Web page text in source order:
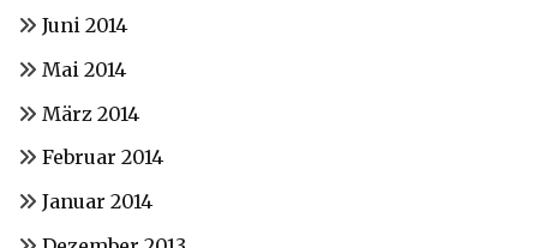
Juni 2014
Mai 2014
März 2014
Februar 2014
Januar 2014